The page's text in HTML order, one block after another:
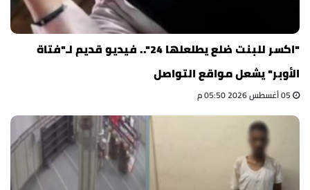
"اكسر للبنت ضلع يطلعلها 24".. فيديو قديم لـ"فتاة
الأوبر" يشعل مواقع التواصل